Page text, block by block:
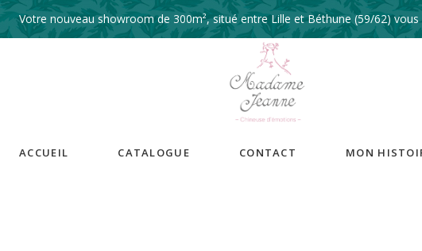
Votre nouveau showroom de 300m², situé entre Lille et Béthune (59/62) vous
ACCUEIL CATALOGUE CONTACT MON